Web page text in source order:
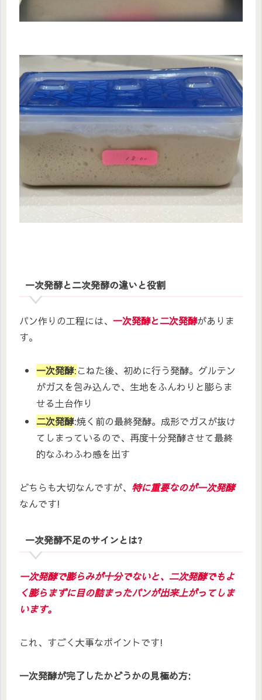
一次発酵と二次発酵の違いと役割
パン作りの工程には、 一次発酵と二次発酵がありま
す。
一次発酵:こねた後、初めに行う発酵。グルテン
がガスを包み込んで、生地をふんわりと膨らま
せる土台作り
二次発酵:焼く前の最終発酵。成形でガスが抜け
てしまっているので、再度十分発酵させて最終
的なふわふわ感を出す
どちらも大切なんですが、 特に重要なのが一次発酵
なんです!
一次発酵不足のサインとは?
一次発酵で膨らみが十分でないと、二次発酵でもよ
く膨らまずに目の詰まったパンが出来上がってしま
います。
これ、すごく大事なポイントです!
一次発酵が完了したかどうかの見極め方: